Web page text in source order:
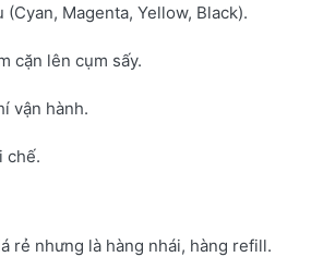
Magenta, Yellow, Black).
cặn lên cụm sấy.
vận hành.
chế.
rẻ nhưng là hàng nhái, hàng refill.